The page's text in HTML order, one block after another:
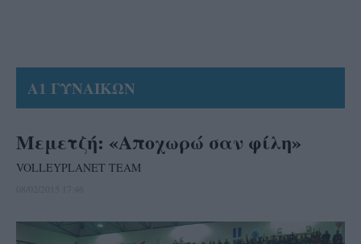
Α1 ΓΥΝΑΙΚΩΝ
Μεμετζή: «Αποχωρώ σαν φίλη»
VOLLEYPLANET TEAM